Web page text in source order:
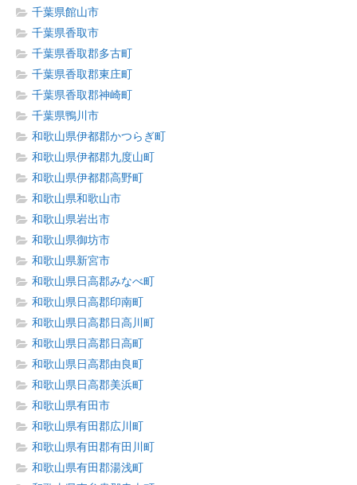
千葉県館山市
千葉県香取市
千葉県香取郡多古町
千葉県香取郡東庄町
千葉県香取郡神崎町
千葉県鴨川市
和歌山県伊都郡かつらぎ町
和歌山県伊都郡九度山町
和歌山県伊都郡高野町
和歌山県和歌山市
和歌山県岩出市
和歌山県御坊市
和歌山県新宮市
和歌山県日高郡みなべ町
和歌山県日高郡印南町
和歌山県日高郡日高川町
和歌山県日高郡日高町
和歌山県日高郡由良町
和歌山県日高郡美浜町
和歌山県有田市
和歌山県有田郡広川町
和歌山県有田郡有田川町
和歌山県有田郡湯浅町